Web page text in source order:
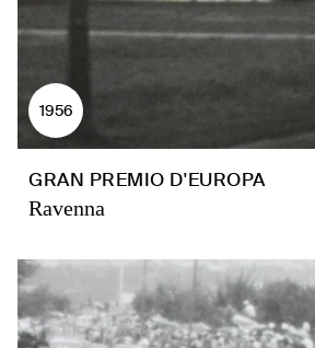
1956
GRAN PREMIO D'EUROPA
Ravenna